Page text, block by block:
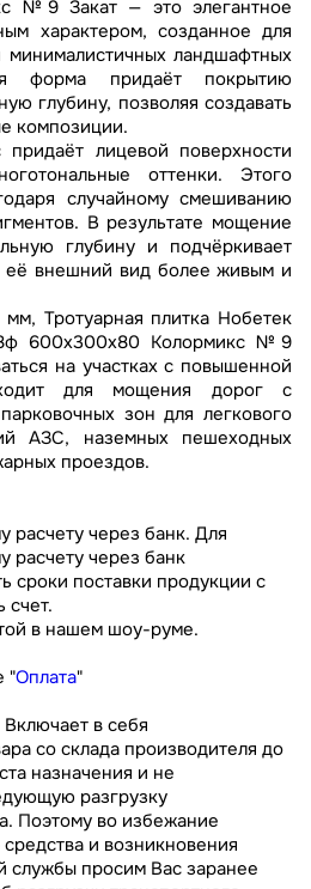
№9 Закат — это элегантное
характером, созданное для
минималистичных ландшафтных
форма придаёт покрытию
глубину, позволяя создавать
композиции.
придаёт лицевой поверхности
оттенки. Этого
случайному смешиванию
В результате мощение
глубину и подчёркивает
её внешний вид более живым и
Тротуарная плитка Нобетек
600x300x80 Колормикс №9
на участках с повышенной
для мощения дорог с
зон для легкового
АЗС, наземных пешеходных
проездов.
расчету через банк. Для
расчету через банк
сроки поставки продукции с
счет.
в нашем шоу-руме.
"Оплата"
в себя
со склада производителя до
назначения и не
разгрузку
Поэтому во избежание
и возникновения
службы просим Вас заранее